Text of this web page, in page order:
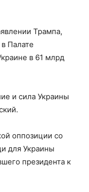
Трампа,
Палате
в 61 млрд
и сила Украины
оппозиции со
для Украины
президента к